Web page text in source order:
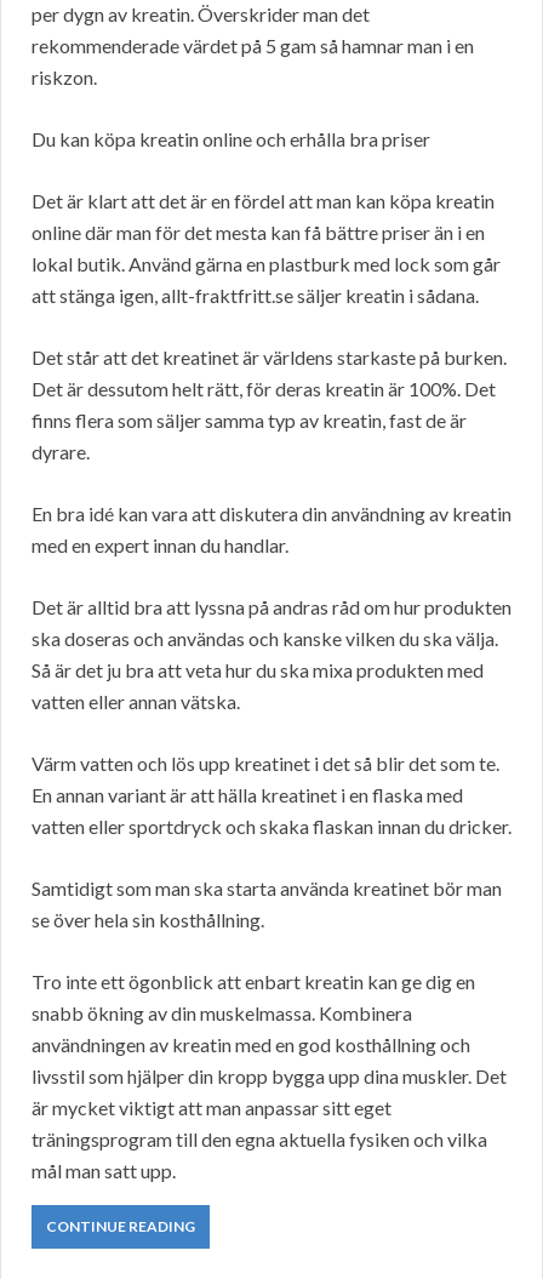
per dygn av kreatin. Överskrider man det
rekommenderade värdet på 5 gam så hamnar man i en
riskzon.
Du kan köpa kreatin online och erhålla bra priser
Det är klart att det är en fördel att man kan köpa kreatin
online där man för det mesta kan få bättre priser än i en
lokal butik. Använd gärna en plastburk med lock som går
att stänga igen, allt-fraktfritt.se säljer kreatin i sådana.
Det står att det kreatinet är världens starkaste på burken.
Det är dessutom helt rätt, för deras kreatin är 100%. Det
finns flera som säljer samma typ av kreatin, fast de är
dyrare.
En bra idé kan vara att diskutera din användning av kreatin
med en expert innan du handlar.
Det är alltid bra att lyssna på andras råd om hur produkten
ska doseras och användas och kanske vilken du ska välja.
Så är det ju bra att veta hur du ska mixa produkten med
vatten eller annan vätska.
Värm vatten och lös upp kreatinet i det så blir det som te.
En annan variant är att hälla kreatinet i en flaska med
vatten eller sportdryck och skaka flaskan innan du dricker.
Samtidigt som man ska starta använda kreatinet bör man
se över hela sin kosthållning.
Tro inte ett ögonblick att enbart kreatin kan ge dig en
snabb ökning av din muskelmassa. Kombinera
användningen av kreatin med en god kosthållning och
livsstil som hjälper din kropp bygga upp dina muskler. Det
är mycket viktigt att man anpassar sitt eget
träningsprogram till den egna aktuella fysiken och vilka
mål man satt upp.
CONTINUE READING